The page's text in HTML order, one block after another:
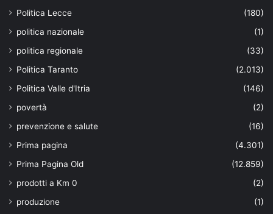
Politica Lecce
(180)
politica nazionale
(1)
politica regionale
(33)
Politica Taranto
(2.013)
Politica Valle d'Itria
(146)
povertà
(2)
prevenzione e salute
(16)
Prima pagina
(4.301)
Prima Pagina Old
(12.859)
prodotti a Km 0
(2)
produzione
(1)